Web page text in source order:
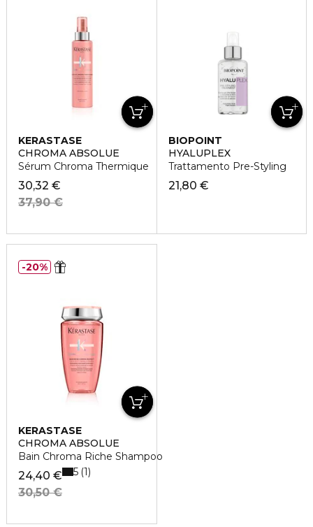
KERASTASE
CHROMA ABSOLUE
Sérum Chroma Thermique
30,32 €
37,90 €
BIOPOINT
HYALUPLEX
Trattamento Pre-Styling
21,80 €
KERASTASE
CHROMA ABSOLUE
Bain Chroma Riche Shampoo
24,40 €
30,50 €
5 1
20%